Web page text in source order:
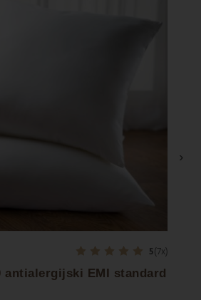
5(7x)
antialergijski EMI standard
›